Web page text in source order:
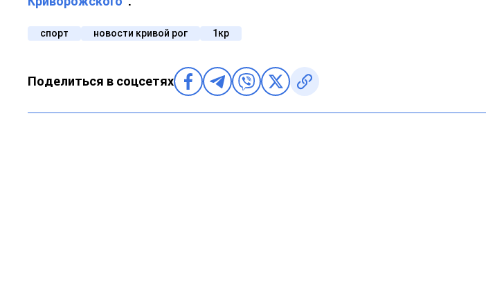
спорт новости кривой рог 1кр
Поделиться в соцсетях